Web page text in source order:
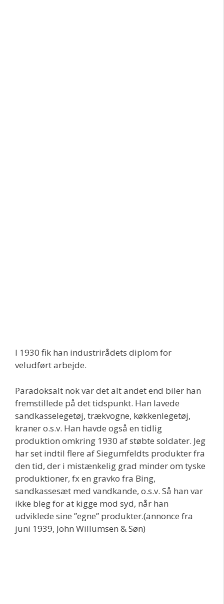
I 1930 fik han industrirådets diplom for
veludført arbejde.
Paradoksalt nok var det alt andet end biler han
fremstillede på det tidspunkt. Han lavede
sandkasselegetøj, trækvogne, køkkenlegetøj,
kraner o.s.v. Han havde også en tidlig
produktion omkring 1930 af støbte soldater. Jeg
har set indtil flere af Siegumfeldts produkter fra
den tid, der i mistænkelig grad minder om tyske
produktioner, fx en gravko fra Bing,
sandkassesæt med vandkande, o.s.v. Så han var
ikke bleg for at kigge mod syd, når han
udviklede sine ”egne” produkter.(annonce fra
juni 1939, John Willumsen & Søn)